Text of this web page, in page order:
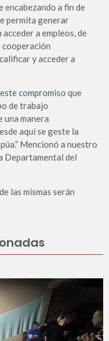
encabezando a fin de
permita generar
a empleos, de
cooperación
y acceder a
compromiso que
de trabajo
una manera
aquí se geste la
Mencionó a nuestro
Departamental del
las mismas serán